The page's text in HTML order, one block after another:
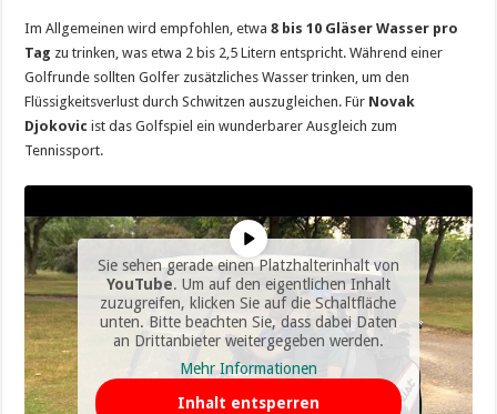
Im Allgemeinen wird empfohlen, etwa8 bis 10 Gläser Wasser pro
Tag zu trinken, was etwa 2 bis 2,5 Litern entspricht. Während einer
Golfrunde sollten Golfer zusätzliches Wasser trinken, um den
Flüssigkeitsverlust durch Schwitzen auszugleichen. Für Novak
Djokovicist das Golfspiel ein wunderbarer Ausgleich zum
Tennissport.
Sie sehen gerade einen Platzhalterinhalt von
YouTube. Um auf den eigentlichen Inhalt
zuzugreifen, klicken Sie auf die Schaltfläche
unten. Bitte beachten Sie, dass dabei Daten
an Drittanbieter weitergegeben werden.
Mehr Informationen
Inhalt entsperren